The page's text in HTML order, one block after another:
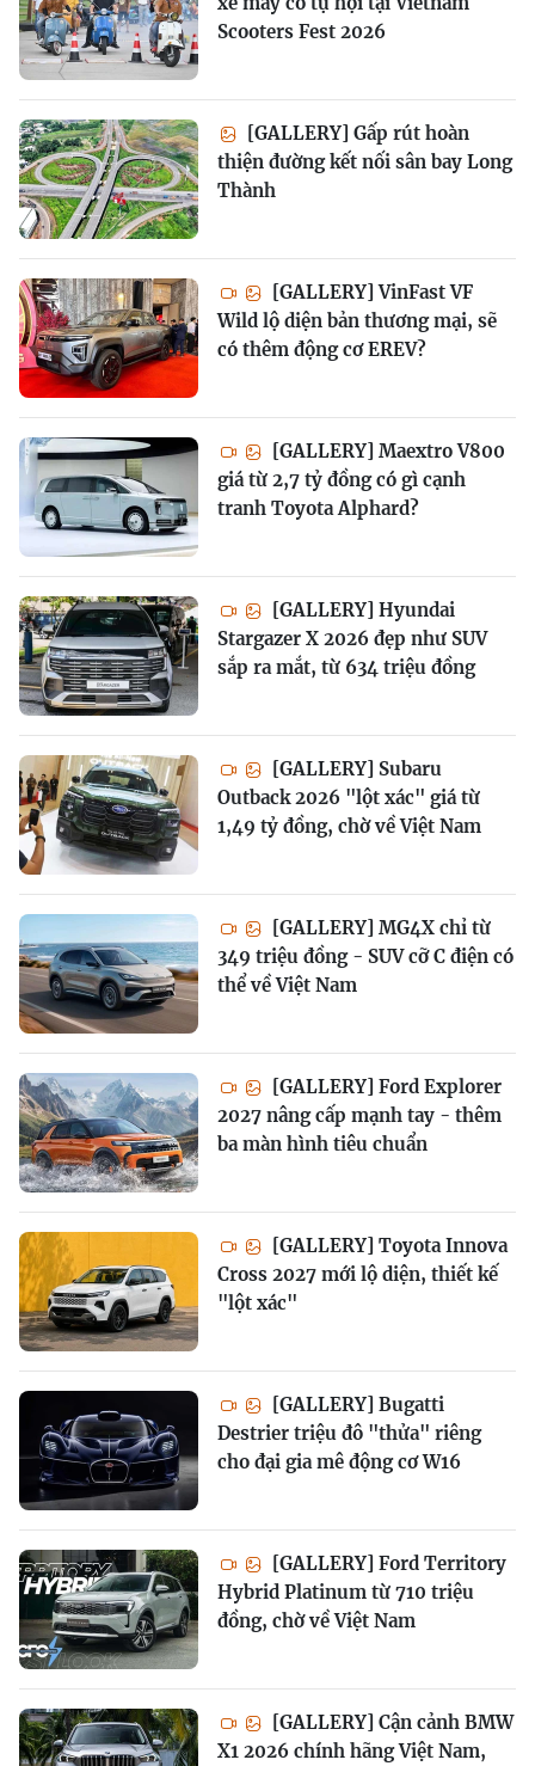
Scooters Fest 2026
[GALLERY] Gấp rút hoàn
thiện đường kết nối sân bay Long
Thành
[GALLERY] VinFast VF
Wild lộ diện bản thương mại, sẽ
có thêm động cơ EREV?
[GALLERY] Maextro V800
giá từ 2,7 tỷ đồng có gì cạnh
tranh Toyota Alphard?
[GALLERY] Hyundai
Stargazer X 2026 đẹp như SUV
sắp ra mắt, từ 634 triệu đồng
[GALLERY] Subaru
Outback 2026 "lột xác" giá từ
1,49 tỷ đồng, chờ về Việt Nam
[GALLERY] MG4X chỉ từ
349 triệu đồng - SUV cỡ C điện có
thể về Việt Nam
[GALLERY] Ford Explorer
2027 nâng cấp mạnh tay - thêm
ba màn hình tiêu chuẩn
[GALLERY] Toyota Innova
Cross 2027 mới lộ diện, thiết kế
"lột xác"
[GALLERY] Bugatti
Destrier triệu đô "thửa" riêng
cho đại gia mê động cơ W16
[GALLERY] Ford Territory
Hybrid Platinum từ 710 triệu
đồng, chờ về Việt Nam
[GALLERY] Cận cảnh BMW
X1 2026 chính hãng Việt Nam,